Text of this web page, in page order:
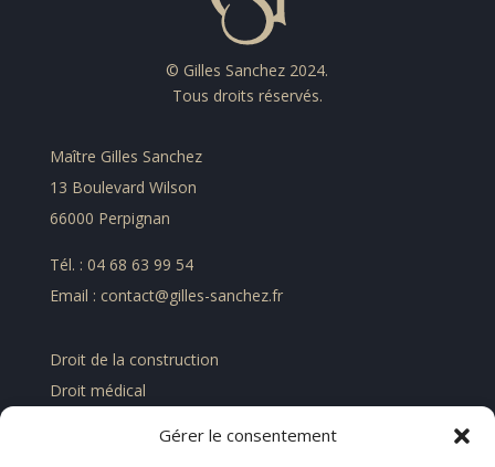
Gérer le consentement
© Gilles Sanchez 2024.
Tous droits réservés.
Maître Gilles Sanchez
13 Boulevard Wilson
66000 Perpignan
Tél. : 04 68 63 99 54
Email : contact@gilles-sanchez.fr
Droit de la construction
Droit médical